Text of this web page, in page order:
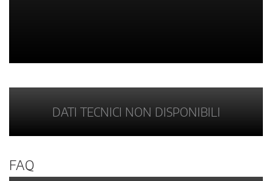
DATI TECNICI NON DISPONIBILI
FAQ